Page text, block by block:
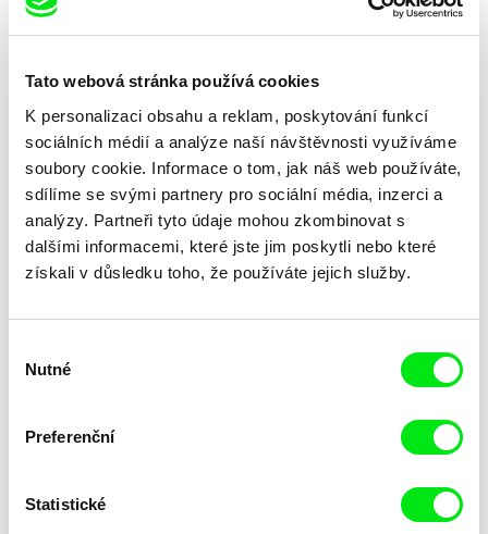
Tato webová stránka používá cookies
K personalizaci obsahu a reklam, poskytování funkcí
sociálních médií a analýze naší návštěvnosti využíváme
soubory cookie. Informace o tom, jak náš web používáte,
sdílíme se svými partnery pro sociální média, inzerci a
analýzy. Partneři tyto údaje mohou zkombinovat s
dalšími informacemi, které jste jim poskytli nebo které
získali v důsledku toho, že používáte jejich služby.
souhlasu
Nutné
Preferenční
Statistické
Karel Vachek
Nový Hyperion aneb Volnost,
Alain De Halleux
Nuclear: nothing to report
Laurence Favre Vladimír Turner